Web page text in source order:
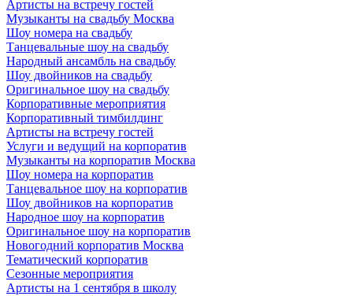
Артисты на встречу гостей
Музыканты на свадьбу Москва
Шоу номера на свадьбу
Танцевальные шоу на свадьбу
Народный ансамбль на свадьбу
Шоу двойников на свадьбу
Оригинальное шоу на свадьбу
Корпоративные мероприятия
Корпоративный тимбилдинг
Артисты на встречу гостей
Услуги и ведущий на корпоратив
Музыканты на корпоратив Москва
Шоу номера на корпоратив
Танцевальное шоу на корпоратив
Шоу двойников на корпоратив
Народное шоу на корпоратив
Оригинальное шоу на корпоратив
Новогодний корпоратив Москва
Тематический корпоратив
Сезонные мероприятия
Артисты на 1 сентября в школу